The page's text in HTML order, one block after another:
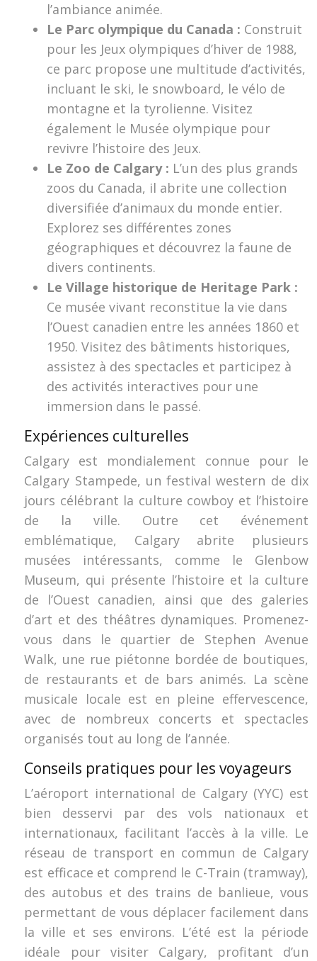
l’ambiance animée.
Le Parc olympique du Canada : Construit
pour les Jeux olympiques d’hiver de 1988,
ce parc propose une multitude d’activités,
incluant le ski, le snowboard, le vélo de
montagne et la tyrolienne. Visitez
également le Musée olympique pour
revivre l’histoire des Jeux.
Le Zoo de Calgary : L’un des plus grands
zoos du Canada, il abrite une collection
diversifiée d’animaux du monde entier.
Explorez ses différentes zones
géographiques et découvrez la faune de
divers continents.
Le Village historique de Heritage Park :
Ce musée vivant reconstitue la vie dans
l’Ouest canadien entre les années 1860 et
1950. Visitez des bâtiments historiques,
assistez à des spectacles et participez à
des activités interactives pour une
immersion dans le passé.
Expériences culturelles
Calgary est mondialement connue pour le
Calgary Stampede, un festival western de dix
jours célébrant la culture cowboy et l’histoire
de la ville. Outre cet événement
emblématique, Calgary abrite plusieurs
musées intéressants, comme le Glenbow
Museum, qui présente l’histoire et la culture
de l’Ouest canadien, ainsi que des galeries
d’art et des théâtres dynamiques. Promenez-
vous dans le quartier de Stephen Avenue
Walk, une rue piétonne bordée de boutiques,
de restaurants et de bars animés. La scène
musicale locale est en pleine effervescence,
avec de nombreux concerts et spectacles
organisés tout au long de l’année.
Conseils pratiques pour les voyageurs
L’aéroport international de Calgary (YYC) est
bien desservi par des vols nationaux et
internationaux, facilitant l’accès à la ville. Le
réseau de transport en commun de Calgary
est efficace et comprend le C-Train (tramway),
des autobus et des trains de banlieue, vous
permettant de vous déplacer facilement dans
la ville et ses environs. L’été est la période
idéale pour visiter Calgary, profitant d’un